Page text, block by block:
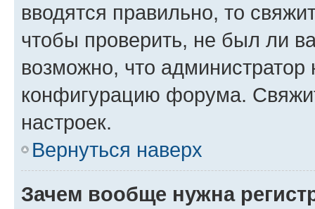
вводятся правильно, то
чтобы проверить, не был ли
возможно, что администратор
конфигурацию форума.
настроек.
Вернуться наверх
Зачем вообще нужна